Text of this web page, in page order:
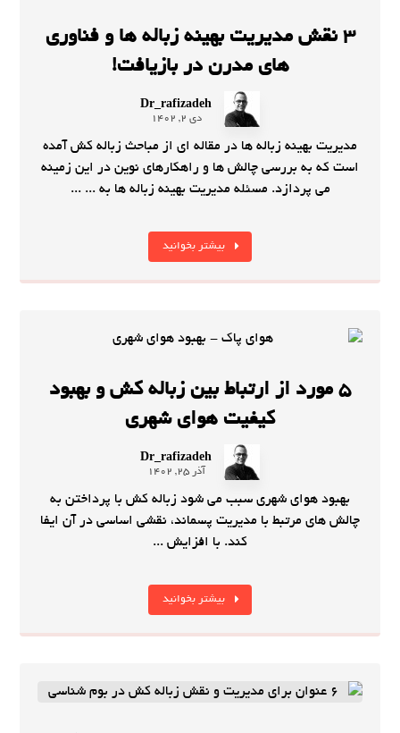
3 نقش مدیریت بهینه زباله ها و فناوری‌
های مدرن در بازیافت!
Dr_rafizadeh
دی 2, 1402
مدیریت بهینه زباله ها در مقاله ای از مباحث زباله کش آمده
است که به بررسی چالش ‌ها و راهکارهای نوین در این زمینه
می ‌پردازد. مسئله مدیریت بهینه زباله ها به ... ...
بیشتر بخوانید
5 مورد از ارتباط بین زباله کش و بهبود
کیفیت هوای شهری
Dr_rafizadeh
آذر 25, 1402
بهبود هوای شهری سبب می شود زباله کش با پرداختن به
چالش های مرتبط با مدیریت پسماند، نقشی اساسی در آن ایفا
کند. با افزایش ...
بیشتر بخوانید